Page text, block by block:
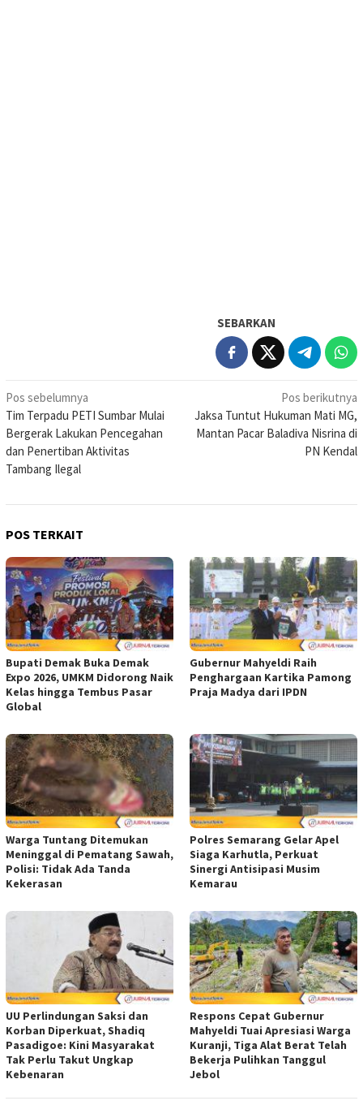
SEBARKAN
Navigasi
pos
Pos sebelumnya
Tim Terpadu PETI Sumbar Mulai
Bergerak Lakukan Pencegahan
dan Penertiban Aktivitas
Tambang Ilegal
Pos berikutnya
Jaksa Tuntut Hukuman Mati MG,
Mantan Pacar Baladiva Nisrina di
PN Kendal
POS TERKAIT
Bupati Demak Buka Demak
Expo 2026, UMKM Didorong Naik
Kelas hingga Tembus Pasar
Global
Gubernur Mahyeldi Raih
Penghargaan Kartika Pamong
Praja Madya dari IPDN
Warga Tuntang Ditemukan
Meninggal di Pematang Sawah,
Polisi: Tidak Ada Tanda
Kekerasan
Polres Semarang Gelar Apel
Siaga Karhutla, Perkuat
Sinergi Antisipasi Musim
Kemarau
UU Perlindungan Saksi dan
Korban Diperkuat, Shadiq
Pasadigoe: Kini Masyarakat
Tak Perlu Takut Ungkap
Kebenaran
Respons Cepat Gubernur
Mahyeldi Tuai Apresiasi Warga
Kuranji, Tiga Alat Berat Telah
Bekerja Pulihkan Tanggul
Jebol